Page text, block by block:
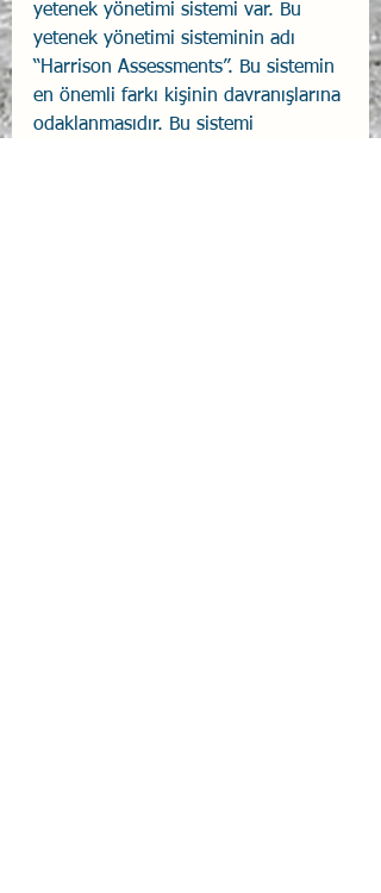
yetenek yönetimi sistemi var. Bu
yetenek yönetimi sisteminin adı
“Harrison Assessments”. Bu sistemin
en önemli farkı kişinin davranışlarına
odaklanmasıdır. Bu sistemi